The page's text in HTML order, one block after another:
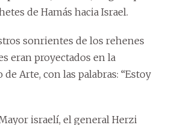
de Hamás hacia Israel.
sonrientes de los rehenes
eran proyectados en la
Arte, con las palabras: “Estoy
israelí, el general Herzi